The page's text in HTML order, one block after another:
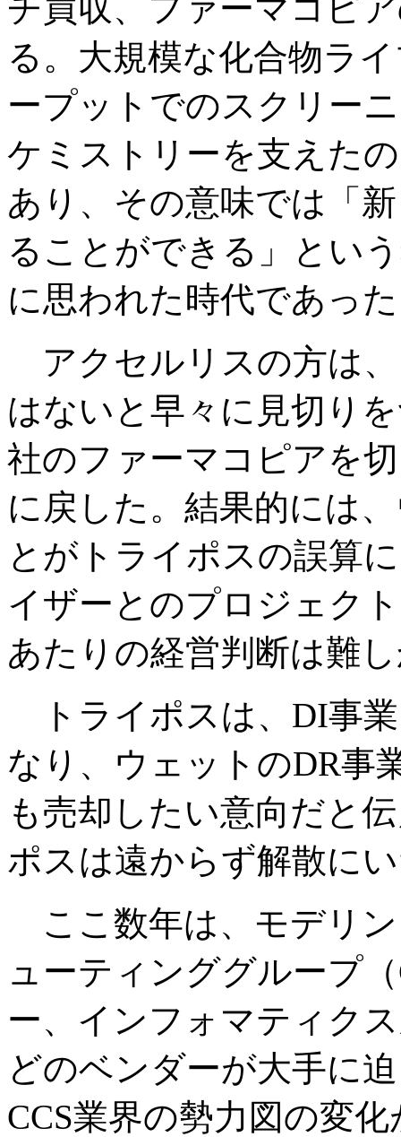
チ買収、ファーマコピ
る。大規模な化合物ラ
ープットでのスクリー
ケミストリーを支えた
あり、その意味では「
ることができる」とい
に思われた時代であっ
アクセルリスの方は
はないと早々に見切り
社のファーマコピアを
に戻した。結果的には
とがトライポスの誤算
イザーとのプロジェク
あたりの経営判断は難
トライポスは、DI事
なり、ウェットのDR事
も売却したい意向だと
ポスは遠からず解散に
ここ数年は、モデリ
ューティンググループ
ー、インフォマティク
どのベンダーが大手に
CCS業界の勢力図の変